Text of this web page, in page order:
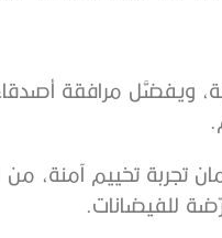
ويفضَّل مرافقة
تجربة تخييم آمنة، من
للفيضانات.